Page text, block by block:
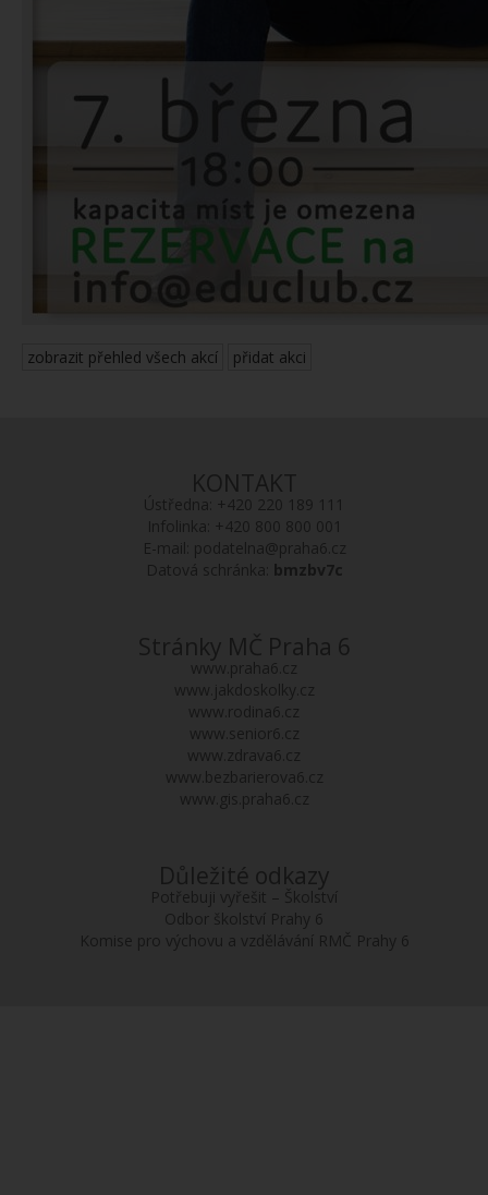
zobrazit přehled všech akcí přidat akci
KONTAKT
Ústředna: +420 220 189 111
Infolinka: +420 800 800 001
E-mail: podatelna@praha6.cz
Datová schránka: bmzbv7c
Stránky MČ Praha 6
www.praha6.cz
www.jakdoskolky.cz
www.rodina6.cz
www.senior6.cz
www.zdrava6.cz
www.bezbarierova6.cz
www.gis.praha6.cz
Důležité odkazy
Potřebuji vyřešit – Školství
Odbor školství Prahy 6
Komise pro výchovu a vzdělávání RMČ Prahy 6